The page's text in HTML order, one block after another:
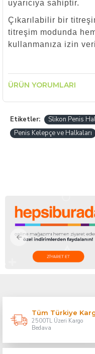
uyarıcıya sahiptir.
Çıkarılabilir bir
titreşim modunda
kullanmanıza izin
ÜRÜN YORUMLARI
Etiketler: Slikon Penis
Penis Kelepçe ve Halkaları
Tüm Türkiye
2500TL Üzeri Kargo
Bedava